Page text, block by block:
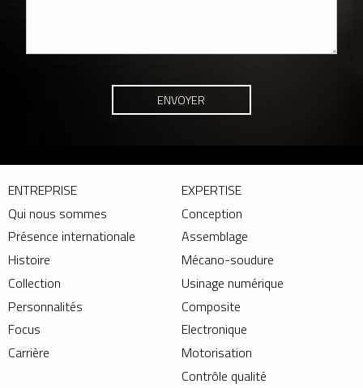
ENTREPRISE
Qui nous sommes
Présence internationale
Histoire
Collection
Personnalités
Focus
Carrière
EXPERTISE
Conception
Assemblage
Mécano-soudure
Usinage numérique
Composite
Electronique
Motorisation
Contrôle qualité